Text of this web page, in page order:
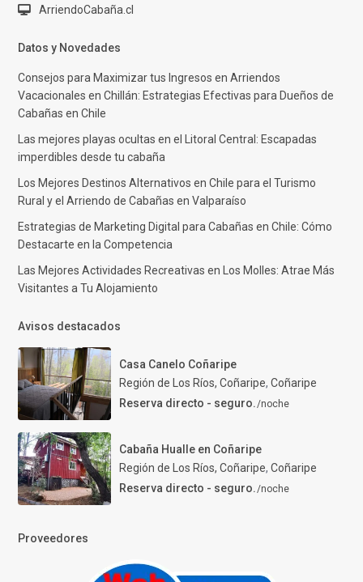
ArriendoCabaña.cl
Datos y Novedades
Consejos para Maximizar tus Ingresos en Arriendos
Vacacionales en Chillán: Estrategias Efectivas para Dueños de
Cabañas en Chile
Las mejores playas ocultas en el Litoral Central: Escapadas
imperdibles desde tu cabaña
Los Mejores Destinos Alternativos en Chile para el Turismo
Rural y el Arriendo de Cabañas en Valparaíso
Estrategias de Marketing Digital para Cabañas en Chile: Cómo
Destacarte en la Competencia
Las Mejores Actividades Recreativas en Los Molles: Atrae Más
Visitantes a Tu Alojamiento
Avisos destacados
Casa Canelo Coñaripe
Región de Los Ríos, Coñaripe, Coñaripe
Reserva directo - seguro./noche
Cabaña Hualle en Coñaripe
Región de Los Ríos, Coñaripe, Coñaripe
Reserva directo - seguro./noche
Proveedores